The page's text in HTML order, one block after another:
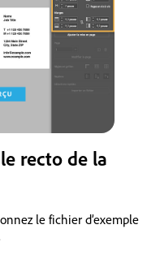
recto de la
le fichier d’exemple